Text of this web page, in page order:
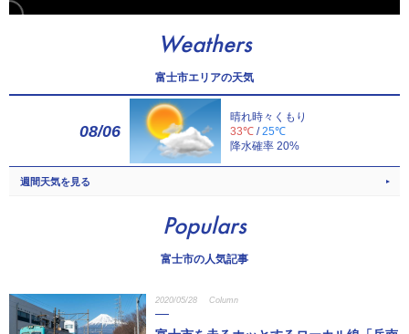
Weathers
富士市エリアの天気
08/06
晴れ時々くもり
33℃ /25℃
降水確率 20%
週間天気を見る
Populars
富士市の人気記事
2020/05/28 Column